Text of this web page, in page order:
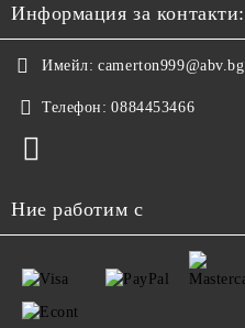
Информация за контакти:
Имейл: camerton999@abv.bg
Телефон: 0884453466
Ние работим с